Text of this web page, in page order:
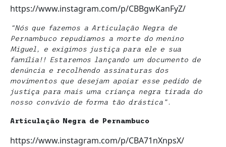
https://www.instagram.com/p/CBBgwKanFyZ/
“Nós que fazemos a Articulação Negra de
Pernambuco repudiamos a morte do menino
Miguel, e exigimos justiça para ele e sua
família!! Estaremos lançando um documento de
denúncia e recolhendo assinaturas dos
movimentos que desejam apoiar esse pedido de
justiça para mais uma criança negra tirada do
nosso convívio de forma tão drástica”.
Articulação Negra de Pernambuco
https://www.instagram.com/p/CBA71nXnpsX/